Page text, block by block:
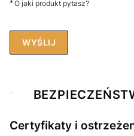
*O jaki produkt pytasz?
WYŚLIJ
Certyfikaty i